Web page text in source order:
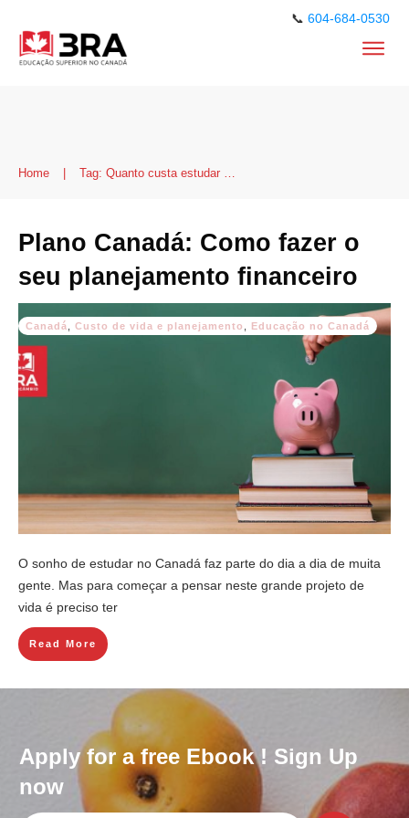
📞 604-684-0530
Home |
Plano Canadá: Como fazer o
seu planejamento financeiro
Canadá Custo de vida e planejamento Educação no Canadá
O sonho de estudar no Canadá faz parte do dia a dia de muita
gente. Mas para começar a pensar neste grande projeto de
vida é preciso ter
Read More
Apply for a free Ebook ! Sign Up
now